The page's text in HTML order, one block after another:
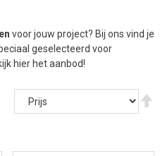
voor jouw project? Bij ons vind je
geselecteerd voor
hier het aanbod!